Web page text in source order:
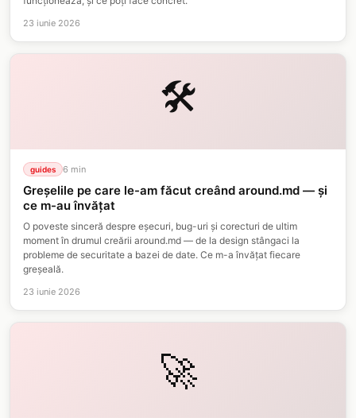
23 iunie 2026
🛠️
guides 6 min
Greșelile pe care le-am făcut creând around.md — și
ce m-au învățat
O poveste sinceră despre eșecuri, bug-uri și corecturi de ultim
moment în drumul creării around.md — de la design stângaci la
probleme de securitate a bazei de date. Ce m-a învățat fiecare
greșeală.
23 iunie 2026
🚀